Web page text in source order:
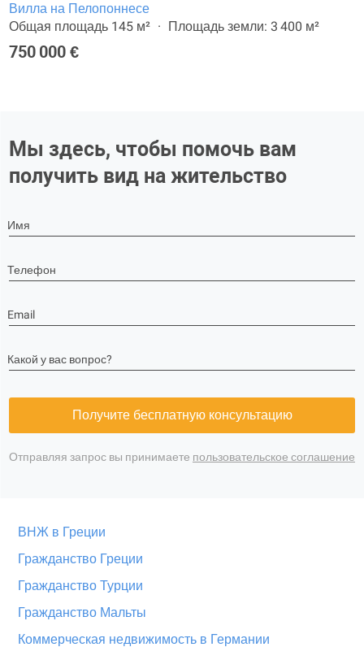
Вилла на Пелопоннесе
Общая площадь 145 м²
Площадь земли: 3 400 м²
750 000 €
Мы здесь, чтобы помочь вам
получить вид на жительство
Имя
Телефон
Email
Какой у вас вопрос?
Получите бесплатную консультацию
Отправляя запрос вы принимаете пользовательское соглашение
ВНЖ в Греции
Гражданство Греции
Гражданство Турции
Гражданство Мальты
Коммерческая недвижимость в Германии